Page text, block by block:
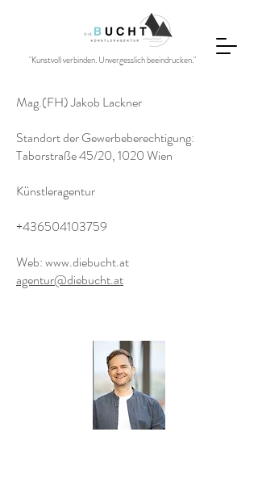
"Kunstvoll verbinden. Unvergesslich beeindrucken."
Mag.(FH) Jakob Lackner
Standort der Gewerbeberechtigung:
Taborstraße 45/20, 1020 Wien
Künstleragentur
+436504103759
Web: www.diebucht.at
agentur@diebucht.at